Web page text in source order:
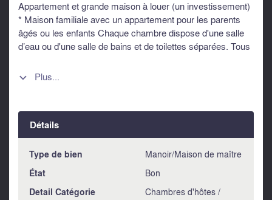
Appartement et grande maison à louer (un investissement)
* Maison familiale avec un appartement pour les parents
âgés ou les enfants Chaque chambre dispose d'une salle
d’eau ou d'une salle de bains et de toilettes séparées. Tous
environnantes. Il y a un joli jardin, 2 terrasses, un garage et
pour 20,000 euros. Info Ski: * 800 m du télécabine de
Superbagneres * 19 min en voiture de Peyragudes (13 km)
* Location de ski * Patinoire extérieure à Noël et au Nouvel
An * Station thermale Les informations sur les risques
auxquels ce bien est exposé sont disponibles sur le site
Géorisques : https://www.georisques.gouv.fr
 Plus...
Détails
Type de bien Manoir/Maison de maître
État Bon
Detail Catégorie
Chambres d'hôtes /